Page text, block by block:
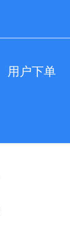
用户下单